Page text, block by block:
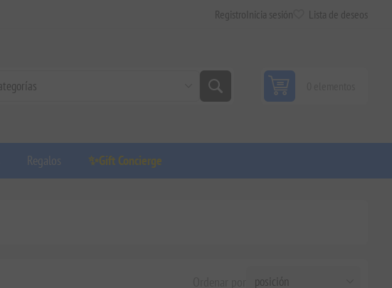
Registro Inicia sesión Lista de deseos
Regalos ✨Gift Concierge